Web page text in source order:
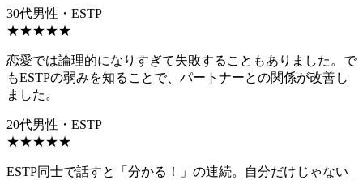
30代男性・ESTP
★★★★★
恋愛では論理的になりすぎて失敗することもありました。で
もESTPの弱みを知ることで、パートナーとの関係が改善し
ました。
20代男性・ESTP
★★★★★
ESTP同士で話すと「分かる！」の連続。自分だけじゃない